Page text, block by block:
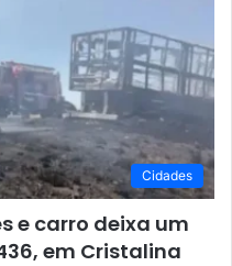
Cidades
e carro deixa um
em Cristalina